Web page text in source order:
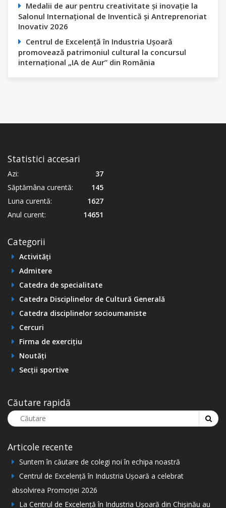
Medalii de aur pentru creativitate și inovație la
Salonul Internațional de Inventică și Antreprenoriat
Inovativ 2026
Centrul de Excelență în Industria Ușoară
promovează patrimoniul cultural la concursul
internațional „IA de Aur” din România
Statistici accesari
Azi:
37
Săptămâna curentă:
145
Luna curentă:
1627
Anul curent:
14651
Categorii
Activități
Admitere
Catedra de specialitate
Catedra Disciplinelor de Cultură Generală
Catedra disciplinelor socioumaniste
Cercuri
Firma de exercițiu
Noutăți
Secții sportive
Căutare rapidă
Articole recente
Suntem în căutare de colegi noi în echipa noastră
Centrul de Excelență în Industria Ușoară a celebrat
absolvirea Promoției 2026
La Centrul de Excelență în Industria Ușoară din Chișinău au